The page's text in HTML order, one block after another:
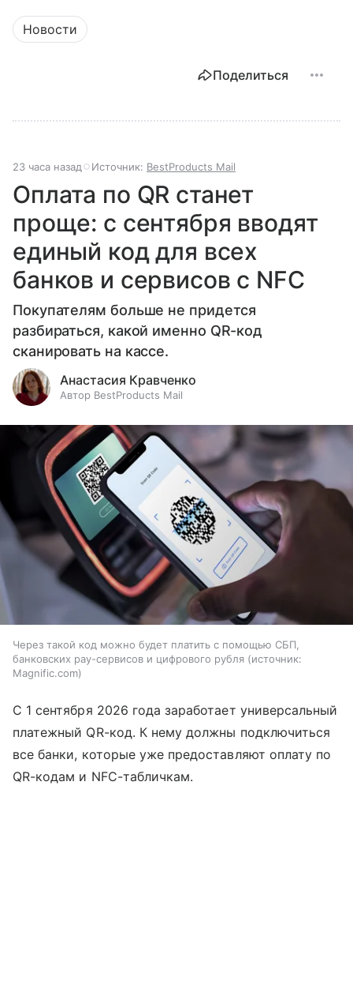
Новости
Поделиться
23 часа назад Источник: BestProducts Mail
Оплата по QR станет
проще: с сентября вводят
единый код для всех
банков и сервисов с NFC
Покупателям больше не придется
разбираться, какой именно QR-код
сканировать на кассе.
Анастасия Кравченко
Автор BestProducts Mail
Через такой код можно будет платить с помощью СБП,
банковских pay-сервисов и цифрового рубля
источник:
Magnific.com
С 1 сентября 2026 года заработает универсальный
платежный QR-код. К нему должны подключиться
все банки, которые уже предоставляют оплату по
QR-кодам и NFC-табличкам.